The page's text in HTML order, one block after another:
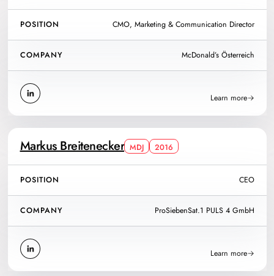
POSITION CMO, Marketing & Communication Director
COMPANY McDonald’s Österreich
Learn more
Markus Breitenecker MDJ 2016
POSITION CEO
COMPANY ProSiebenSat.1 PULS 4 GmbH
Learn more